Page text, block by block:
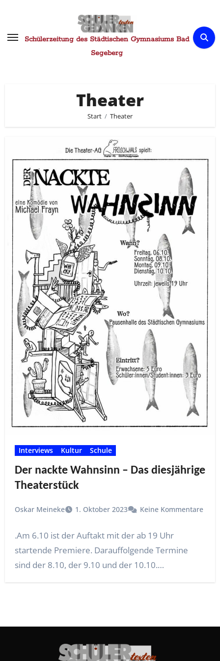
springenSchülerzeitung des Städtischen Gymnasiums Bad
Segeberg
Theater
Start Theater
Interviews Kultur Schule
Der nackte Wahnsinn – Das diesjährige
Theaterstück
Oskar Meineke 1. Oktober 2023 Keine Kommentare
.Am 6.10 ist der Auftakt mit der ab 19 Uhr
startende Premiere. Darauffolgende Termine
sind der 8.10, der 9.10 und der 10.10.…